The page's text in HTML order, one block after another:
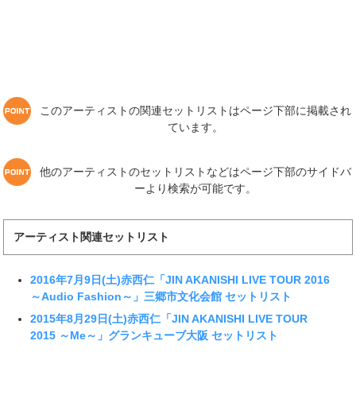
このアーティストの関連セットリストはページ下部に掲載され
ています。
他のアーティストのセットリストなどはページ下部のサイドバ
ーより検索が可能です。
アーティスト関連セットリスト
2016年7月9日(土)赤西仁「JIN AKANISHI LIVE TOUR 2016
～Audio Fashion～」三郷市文化会館 セットリスト
2015年8月29日(土)赤西仁「JIN AKANISHI LIVE TOUR
2015 ～Me～」グランキューブ大阪 セットリスト